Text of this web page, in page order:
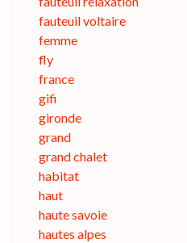
fauteuil voltaire
femme
fly
france
gifi
gironde
grand
grand chalet
habitat
haut
haute savoie
hautes alpes